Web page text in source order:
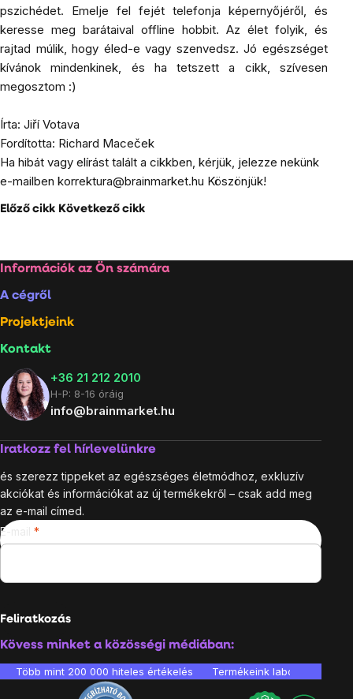
pszichédet. Emelje fel fejét telefonja képernyőjéről, és
keresse meg barátaival offline hobbit. Az élet folyik, és
rajtad múlik, hogy éled-e vagy szenvedsz. Jó egészséget
kívánok mindenkinek, és ha tetszett a cikk, szívesen
megosztom :)
Írta: Jiří Votava
Fordította: Richard Maceček
Ha hibát vagy elírást talált a cikkben, kérjük, jelezze nekünk
e-mailben korrektura@brainmarket.hu Köszönjük!
Előző cikk Következő cikk
Lábléc
Információk az Ön számára
A cégről
Projektjeink
Kontakt
+36 21 212 2010
H-P: 8-16 óráig
info@brainmarket.hu
Iratkozz fel hírlevelünkre
és szerezz tippeket az egészséges életmódhoz, exkluzív
akciókat és információkat az új termékekről – csak add meg
az e-mail címed.
E-mail
Feliratkozás
Kövess minket a közösségi médiában:
Több mint 200 000 hiteles értékelés Termékeink